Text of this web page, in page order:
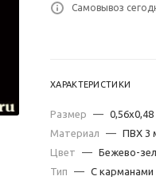
Самовывоз
ХАРАКТЕРИСТИКИ
Размер — 0,56х0,48
Материал
— ПВХ 3
Цвет
— Бежево-
Тип
— С карманами